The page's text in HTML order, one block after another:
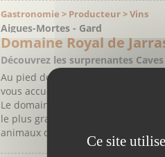
Gastronomie > Producteur > Vins
Aigues-Mortes - Gard
Domaine Royal de
Découvrez les surprenantes
Au pied des remparts d'Aigues-
vous accueillir pour vous faire
Le domaine propose également, à
le plus grand d’Europe, et de son
animaux de Camargue ainsi ...
Ce site